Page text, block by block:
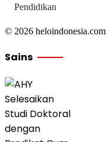
Pendidikan
© 2026 heloindonesia.com
Sains